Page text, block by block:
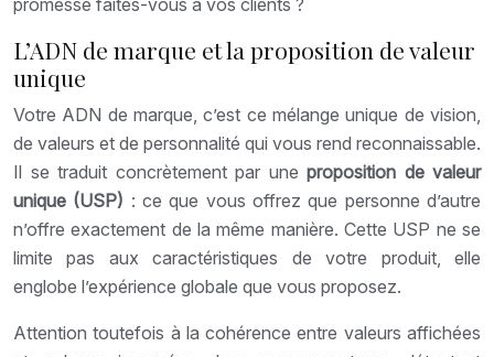
promesse faites-vous à vos clients ?
L’ADN de marque et la proposition de valeur
unique
Votre ADN de marque, c’est ce mélange unique de vision,
de valeurs et de personnalité qui vous rend reconnaissable.
Il se traduit concrètement par une proposition de valeur
unique (USP) : ce que vous offrez que personne d’autre
n’offre exactement de la même manière. Cette USP ne se
limite pas aux caractéristiques de votre produit, elle
englobe l’expérience globale que vous proposez.
Attention toutefois à la cohérence entre valeurs affichées